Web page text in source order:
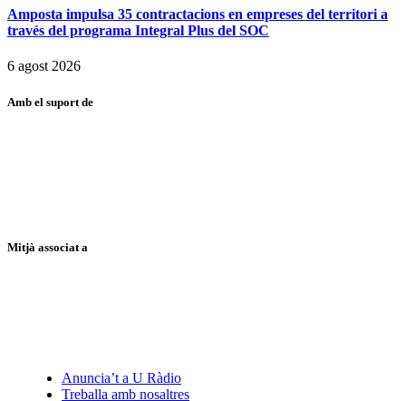
Amposta impulsa 35 contractacions en empreses del territori a
través del programa Integral Plus del SOC
6 agost 2026
Amb el suport de
Mitjà associat a
Anuncia’t a U Ràdio
Treballa amb nosaltres